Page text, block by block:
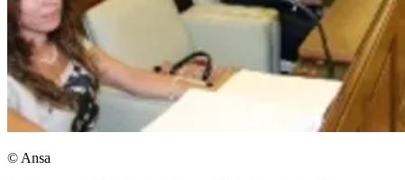
© Ansa